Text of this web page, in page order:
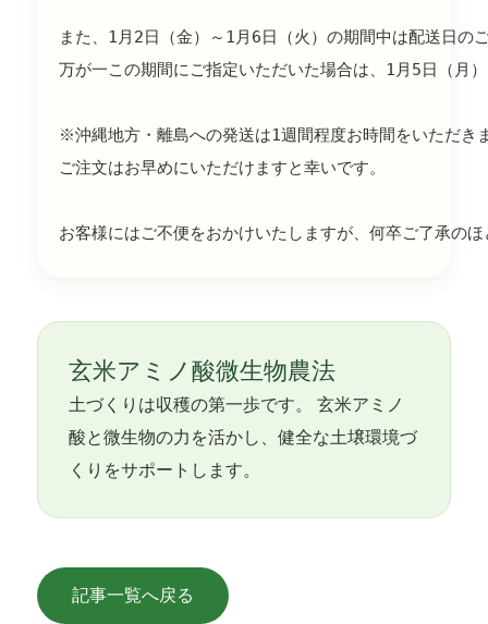
また、1月2日（金）～1月6日（火）の期間中は配送日の
※沖縄地方・離島への発送は1週間程度お時間をいただき
ご注文はお早めにいただけますと幸いです。
お客様にはご不便をおかけいたしますが、何卒ご了承の
玄米アミノ酸微生物農法
土づくりは収穫の第一歩です。 玄米アミノ
酸と微生物の力を活かし、健全な土壌環境づ
くりをサポートします。
記事一覧へ戻る